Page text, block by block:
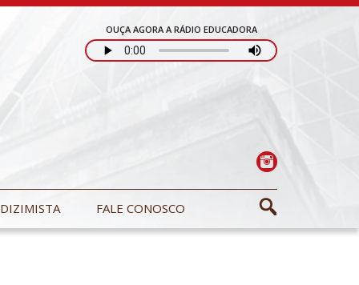
OUÇA AGORA A RÁDIO EDUCADORA
DIZIMISTA FALE CONOSCO